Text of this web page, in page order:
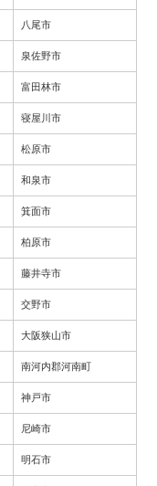
八尾市
泉佐野市
富田林市
寝屋川市
松原市
和泉市
箕面市
柏原市
藤井寺市
交野市
大阪狭山市
南河内郡河南町
神戸市
尼崎市
明石市